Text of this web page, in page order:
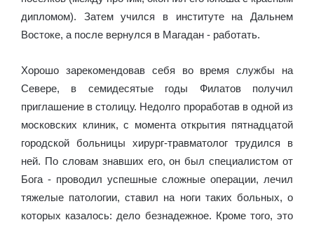
дипломом). Затем учился в институте на Дальнем
Востоке, а после вернулся в Магадан - работать.
Хорошо зарекомендовав себя во время службы на
Севере, в семидесятые годы Филатов получил
приглашение в столицу. Недолго проработав в одной из
московских клиник, с момента открытия пятнадцатой
городской больницы хирург-травматолог трудился в
ней. По словам знавших его, он был специалистом от
Бога - проводил успешные сложные операции, лечил
тяжелые патологии, ставил на ноги таких больных, о
которых казалось: дело безнадежное. Кроме того, это